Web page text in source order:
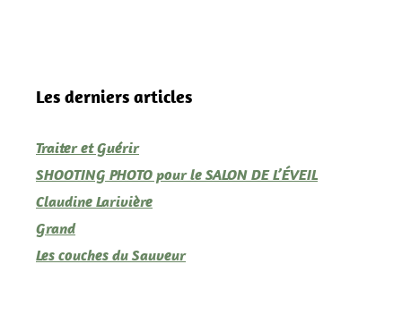
Les derniers articles
Traiter et Guérir
SHOOTING PHOTO pour le SALON DE L’ÉVEIL
Claudine Larivière
Grand
Les couches du Sauveur